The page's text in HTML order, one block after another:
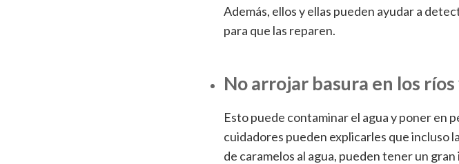
Además, ellos y ellas pueden ayudar a
para que las reparen.
No arrojar basura en los ríos
Esto puede contaminar el agua y poner en
cuidadores pueden explicarles que incluso
de caramelos al agua, pueden tener un